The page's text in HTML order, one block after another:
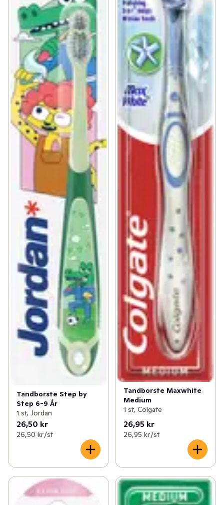
Tandborste Step by
Step 6-9 År
1 st, Jordan
26,50 kr
26,50 kr /st
Tandborste Maxwhite
Medium
1 st, Colgate
26,95 kr
26,95 kr /st